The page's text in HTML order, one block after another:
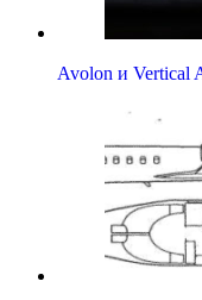
Avolon и Vertical